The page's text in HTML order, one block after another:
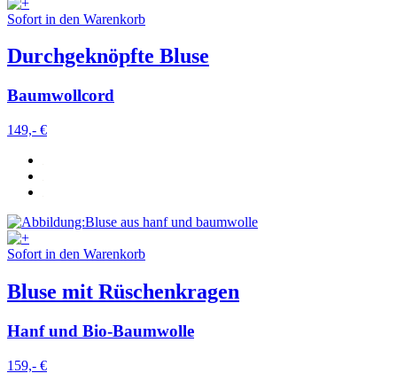
Sofort in den Warenkorb
Durchgeknöpfte Bluse
Baumwollcord
149,- €
Sofort in den Warenkorb
Bluse mit Rüschenkragen
Hanf und Bio-Baumwolle
159,- €